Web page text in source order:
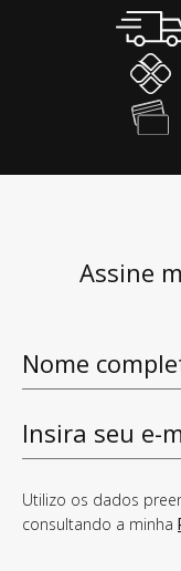
Assine
Utilizo os dados
consultando a minha